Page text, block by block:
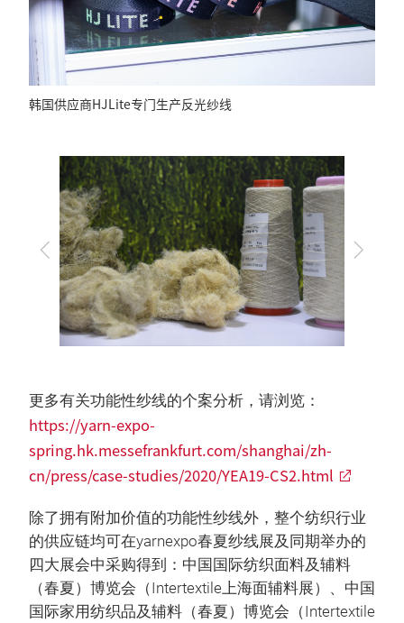
韩国供应商HJLite专门生产反光纱线
上
下
更多有关功能性纱线的个案分析，请浏览：
https://yarn-expo-
spring.hk.messefrankfurt.com/shanghai/zh-
cn/press/case-studies/2020/YEA19-CS2.html
除了拥有附加价值的功能性纱线外，整个纺织行业
的供应链均可在yarnexpo春夏纱线展及同期举办的
四大展会中采购得到：中国国际纺织面料及辅料
（春夏）博览会（Intertextile上海面辅料展）、中国
国际家用纺织品及辅料（春夏）博览会（Intertextile